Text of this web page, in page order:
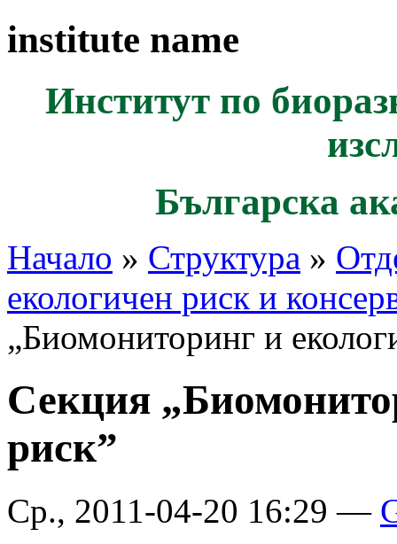
institute name
Институт по
Българска
Начало » Структура »
екологичен риск и
„Биомониторинг и
Секция
риск”
Ср., 2011-04-20 16:29 —